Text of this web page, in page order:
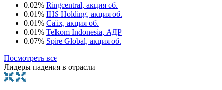
0.02% Ringcentral, акция об.
0.01% IHS Holding, акция об.
0.01% Calix, акция об.
0.01% Telkom Indonesia, АДР
0.07% Spire Global, акция об.
Посмотреть все
Лидеры падения в отрасли